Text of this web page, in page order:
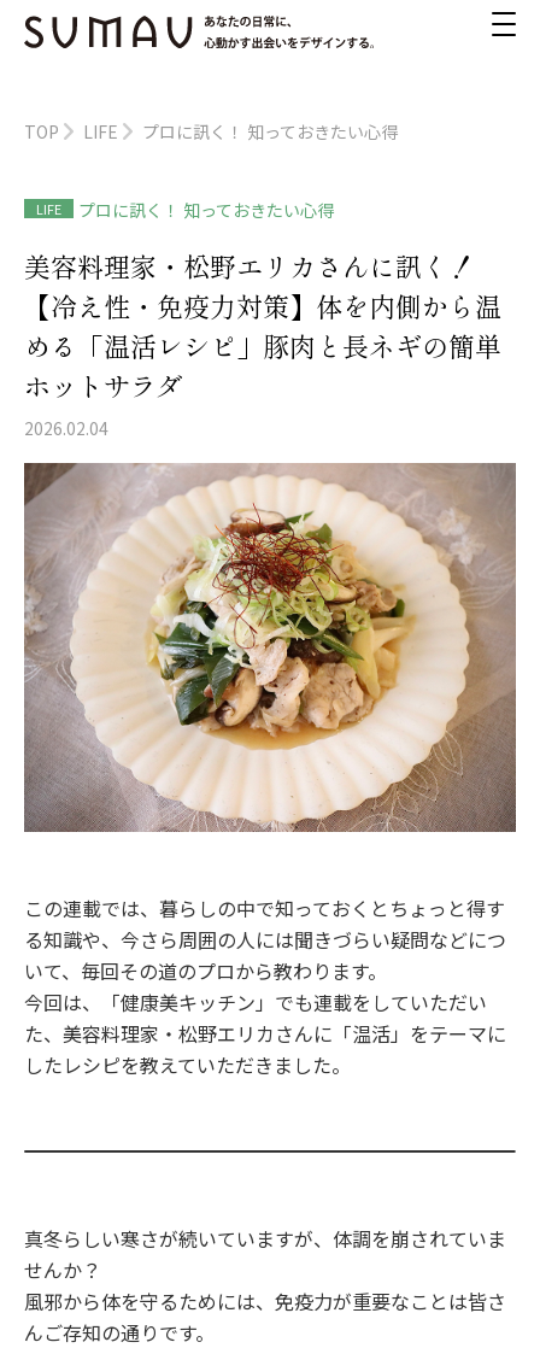
TOP LIFE プロに訊く！ 知っておきたい心得
LIFE プロに訊く！ 知っておきたい心得
美容料理家・松野エリカさんに訊く！
【冷え性・免疫力対策】体を内側から温
める「温活レシピ」豚肉と長ネギの簡単
ホットサラダ
2026.02.04
この連載では、暮らしの中で知っておくとちょっと得す
る知識や、今さら周囲の人には聞きづらい疑問などにつ
いて、毎回その道のプロから教わります。
今回は、「健康美キッチン」でも連載をしていただい
た、美容料理家・松野エリカさんに「温活」をテーマに
したレシピを教えていただきました。
真冬らしい寒さが続いていますが、体調を崩されていま
せんか？
風邪から体を守るためには、免疫力が重要なことは皆さ
んご存知の通りです。